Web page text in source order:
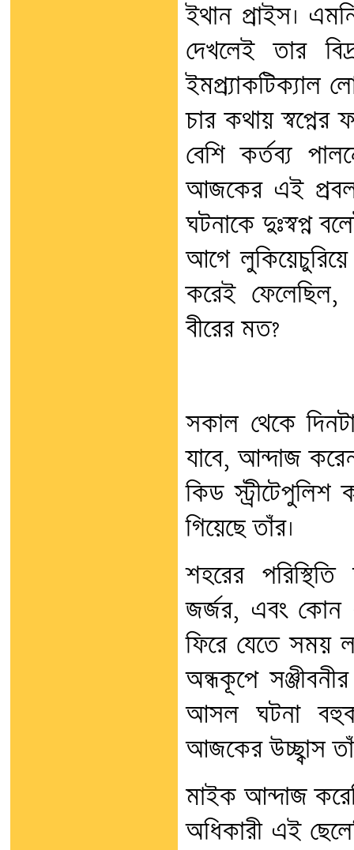
ইথান প্রাইস।
দেখলেই তার
ইমপ্র্যাকটিক্যাল
চার কথায়
বেশি কর্তব্য
আজকের এই
ঘটনাকে দুঃস্বপ্ন
আগে
করেই ফেলেছিল,
বীরের মত?
সকাল থেকে
যাবে, আন্দাজ
কিড স্ট্রীটেপুলিশ
গিয়েছে তাঁর।
শহরের
জর্জর, এবং কোন
ফিরে যেতে সময়
অন্ধকূপে
আসল ঘটনা
আজকের উচ্ছ্বাস
মাইক আন্দাজ
অধিকারী এই